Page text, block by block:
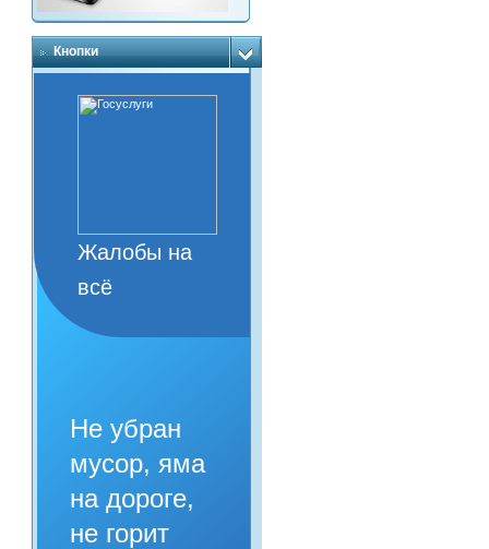
Кнопки
Жалобы на
всё
Не убран
мусор, яма
на дороге,
не горит